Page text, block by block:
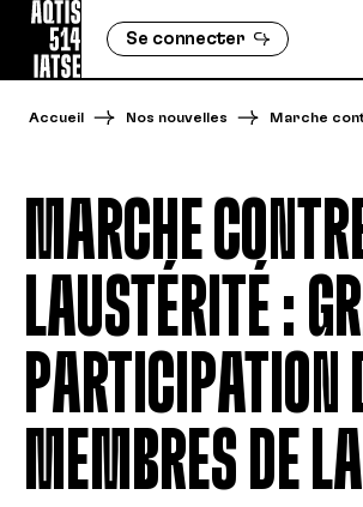
Se connecter
Accueil Nos nouvelles Marche
MARCHE
LAUSTÉRITÉ :
PARTICIPATION
MEMBRES DE